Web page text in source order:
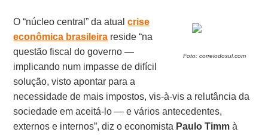
Foto: correiodosul.com
O “núcleo central” da atualcrise
econômica brasileira reside “na
questão fiscal do governo —
implicando num impasse de difícil
solução, visto apontar para a
necessidade de mais impostos, vis-à-vis a relutância da
sociedade em aceitá-lo — e vários antecedentes,
externos e internos”, diz o economista Paulo Timm à